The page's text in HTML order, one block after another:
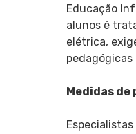
Educação
alunos é
elétrica,
Medidas